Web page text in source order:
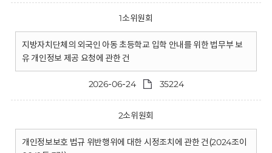
1소위원회
지방자치단체의 외국인 아동 초등학교 입학 안내를 위한 법무부 보
유 개인정보 제공 요청에 관한 건
2026-06-24 35224
2소위원회
개인정보보호 법규 위반행위에 대한 시정조치에 관한 건(2024조이